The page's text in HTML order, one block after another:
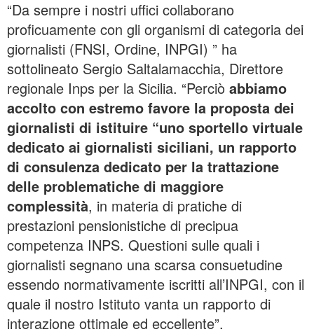
“Da sempre i nostri uffici collaborano
proficuamente con gli organismi di categoria dei
giornalisti (FNSI, Ordine, INPGI) ” ha
sottolineato Sergio Saltalamacchia, Direttore
regionale Inps per la Sicilia. “Perciò abbiamo
accolto con estremo favore la proposta dei
giornalisti di istituire “uno sportello virtuale
dedicato ai giornalisti siciliani, un rapporto
di consulenza dedicato per la trattazione
delle problematiche di maggiore
complessità, in materia di pratiche di
prestazioni pensionistiche di precipua
competenza INPS. Questioni sulle quali i
giornalisti segnano una scarsa consuetudine
essendo normativamente iscritti all’INPGI, con il
quale il nostro Istituto vanta un rapporto di
interazione ottimale ed eccellente”.